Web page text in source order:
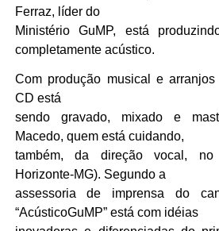
Ferraz, líder do
Ministério GuMP, está
completamente acústico.
Com produção musical e
CD está
sendo gravado, mixado e
Macedo, quem está cuidando,
também, da direção vocal,
Horizonte-MG). Segundo a
assessoria de imprensa do
“AcústicoGuMP” está com idéias